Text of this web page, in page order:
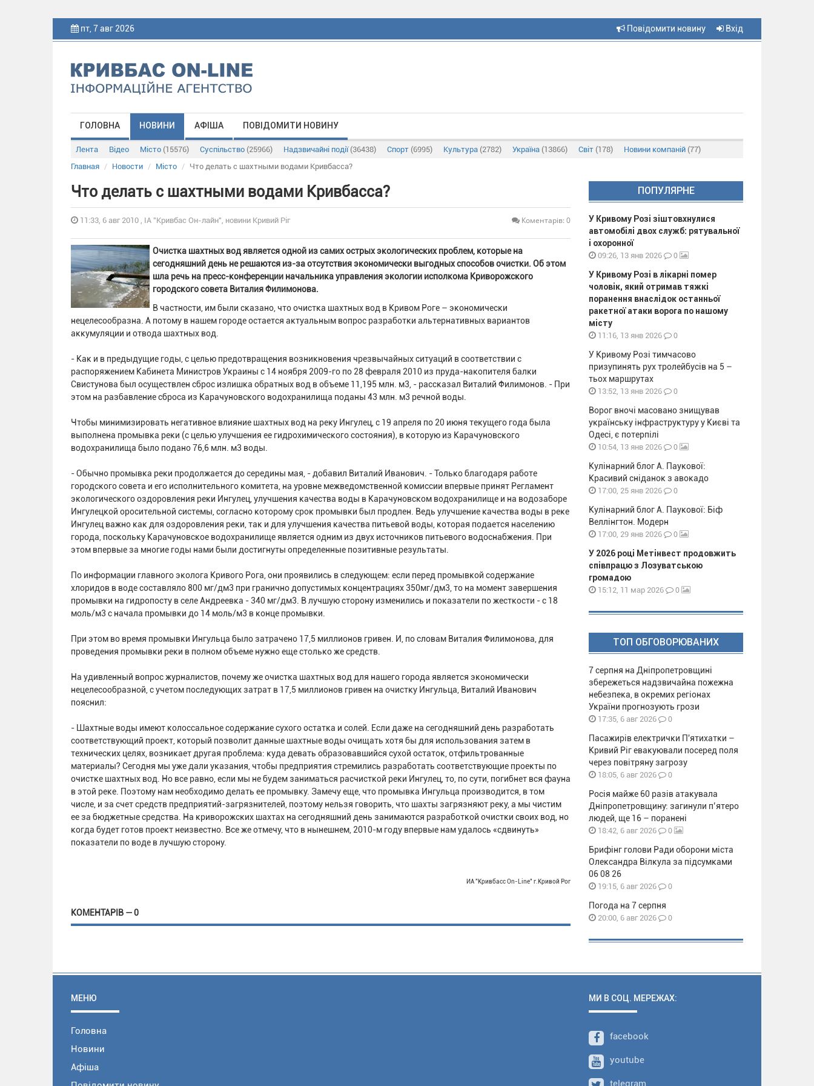
пт, 7 авг 2026 Повідомити новину Вхід
ГОЛОВНА НОВИНИ АФІША ПОВІДОМИТИ НОВИНУ
Лента Відео Місто (15576) Суспільство (25966) Надзвичайні події (36438) Спорт (6995) Культура (2782) Україна (13866) Світ (178) Новини компаній (77)
Главная
Новости Місто Что делать с шахтными водами Кривбасса?
Что делать с шахтными водами Кривбасса?
11:33, 6 авг 2010 , ІА "Кривбас Он-лайн", новини Кривий Ріг Коментарів: 0
Очистка шахтных вод является одной из самих острых экологических проблем, которые на
сегодняшний день не решаются из-за отсутствия экономически выгодных способов очистки. Об этом
шла речь на пресс-конференции начальника управления экологии исполкома Криворожского
городского совета Виталия Филимонова.
В частности, им были сказано, что очистка шахтных вод в Кривом Роге – экономически
нецелесообразна. А потому в нашем городе остается актуальным вопрос разработки альтернативных вариантов
аккумуляции и отвода шахтных вод.
- Как и в предыдущие годы, с целью предотвращения возникновения чрезвычайных ситуаций в соответствии с
распоряжением Кабинета Министров Украины с 14 ноября 2009-го по 28 февраля 2010 из пруда-накопителя балки
Свистунова был осуществлен сброс излишка обратных вод в объеме 11,195 млн. м3, - рассказал Виталий Филимонов. - При
этом на разбавление сброса из Карачуновского водохранилища поданы 43 млн. м3 речной воды.
Чтобы минимизировать негативное влияние шахтных вод на реку Ингулец, с 19 апреля по 20 июня текущего года была
выполнена промывка реки (с целью улучшения ее гидрохимического состояния), в которую из Карачуновского
водохранилища было подано 76,6 млн. м3 воды.
- Обычно промывка реки продолжается до середины мая, - добавил Виталий Иванович. - Только благодаря работе
городского совета и его исполнительного комитета, на уровне межведомственной комиссии впервые принят Регламент
экологического оздоровления реки Ингулец, улучшения качества воды в Карачуновском водохранилище и на водозаборе
Ингулецкой оросительной системы, согласно которому срок промывки был продлен. Ведь улучшение качества воды в реке
Ингулец важно как для оздоровления реки, так и для улучшения качества питьевой воды, которая подается населению
города, поскольку Карачуновское водохранилище является одним из двух источников питьевого водоснабжения. При
этом впервые за многие годы нами были достигнуты определенные позитивные результаты.
По информации главного эколога Кривого Рога, они проявились в следующем: если перед промывкой содержание
хлоридов в воде составляло 800 мг/дм3 при гранично допустимых концентрациях 350мг/дм3, то на момент завершения
промывки на гидропосту в селе Андреевка - 340 мг/дм3. В лучшую сторону изменились и показатели по жесткости - с 18
моль/м3 с начала промывки до 14 моль/м3 в конце промывки.
При этом во время промывки Ингульца было затрачено 17,5 миллионов гривен. И, по словам Виталия Филимонова, для
проведения промывки реки в полном объеме нужно еще столько же средств.
На удивленный вопрос журналистов, почему же очистка шахтных вод для нашего города является экономически
нецелесообразной, с учетом последующих затрат в 17,5 миллионов гривен на очистку Ингульца, Виталий Иванович
пояснил:
- Шахтные воды имеют колоссальное содержание сухого остатка и солей. Если даже на сегодняшний день разработать
соответствующий проект, который позволит данные шахтные воды очищать хотя бы для использования затем в
технических целях, возникает другая проблема: куда девать образовавшийся сухой остаток, отфильтрованные
материалы? Сегодня мы уже дали указания, чтобы предприятия стремились разработать соответствующие проекты по
очистке шахтных вод. Но все равно, если мы не будем заниматься расчисткой реки Ингулец, то, по сути, погибнет вся фауна
в этой реке. Поэтому нам необходимо делать ее промывку. Замечу еще, что промывка Ингульца производится, в том
числе, и за счет средств предприятий-загрязнителей, поэтому нельзя говорить, что шахты загрязняют реку, а мы чистим
ее за бюджетные средства. На криворожских шахтах на сегодняшний день занимаются разработкой очистки своих вод, но
когда будет готов проект неизвестно. Все же отмечу, что в нынешнем, 2010-м году впервые нам удалось «сдвинуть»
показатели по воде в лучшую сторону.
ИА "Кривбасс On-Line" г.Кривой Рог
КОМЕНТАРІВ — 0
ПОПУЛЯРНЕ
У Кривому Розі зіштовхнулися
автомобілі двох служб: рятувальної
і охоронної
09:26, 13 янв 2026 0
У Кривому Розі в лікарні помер
чоловік, який отримав тяжкі
поранення внаслідок останньої
ракетної атаки ворога по нашому
місту
11:16, 13 янв 2026 0
У Кривому Розі тимчасово
призупинять рух тролейбусів на 5 –
тьох маршрутах
13:52, 13 янв 2026 0
Ворог вночі масовано знищував
українську інфраструктуру у Києві та
Одесі, є потерпілі
10:54, 13 янв 2026 0
Кулінарний блог А. Паукової:
Красивий сніданок з авокадо
17:00, 25 янв 2026 0
Кулінарний блог А. Паукової: Біф
Веллінгтон. Модерн
17:00, 29 янв 2026 0
У 2026 році Метінвест продовжить
співпрацю з Лозуватською
громадою
15:12, 11 мар 2026 0
ТОП ОБГОВОРЮВАНИХ
7 серпня на Дніпропетровщині
збережеться надзвичайна пожежна
небезпека, в окремих регіонах
України прогнозують грози
17:35, 6 авг 2026 0
Пасажирів електрички П'ятихатки –
Кривий Ріг евакуювали посеред поля
через повітряну загрозу
18:05, 6 авг 2026 0
Росія майже 60 разів атакувала
Дніпропетровщину: загинули п’ятеро
людей, ще 16 – поранені
18:42, 6 авг 2026 0
Брифінг голови Ради оборони міста
Олександра Вілкула за підсумками
06 08 26
19:15, 6 авг 2026 0
Погода на 7 серпня
20:00, 6 авг 2026 0
МЕНЮ
Головна
Новини
Афіша
МИ В СОЦ. МЕРЕЖАХ:
facebook
youtube
telegram